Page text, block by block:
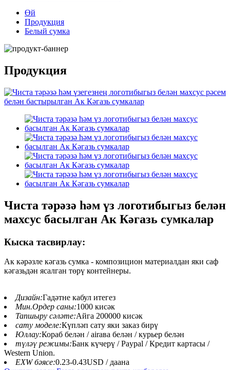
Өй
Продукция
Белый сумка
Продукция
Чиста тәрәзә һәм үз логотибыгыз белән
махсус басылган Ак Кәгазь сумкалар
Кыска тасвирлау:
Ак кәрәзле кәгазь сумка - композицион материалдан яки саф
кәгазьдән ясалган төрү контейнеры.
Дизайн:Гадәтне кабул итегез
Мин.Ордер саны:1000 кисәк
Тапшыру сәләте:Айга 200000 кисәк
сату моделе:Күпләп сату яки заказ бирү
Юллау:Кораб белән / airава белән / курьер белән
түләү режимы:Банк күчерү / Paypal / Кредит картасы /
Western Union.
EXW бәясе:0.23-0.43USD / даана